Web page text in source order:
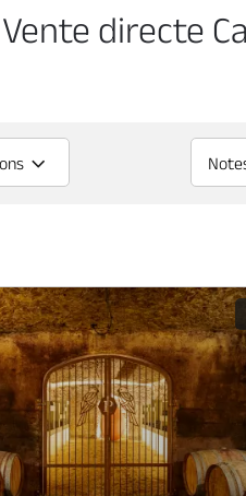
directe